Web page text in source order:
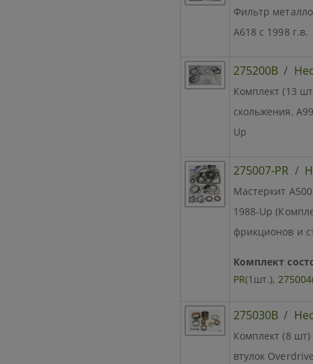
Фильтр
A618 с 1998 г.в.
275200B /
Комплект (13
скольжения,
Up
275007-PR /
Мастеркит
1988-Up
фрикционов и
Комплект
PR(1шт.), 275004
275030B /
Комплект (8
втулок